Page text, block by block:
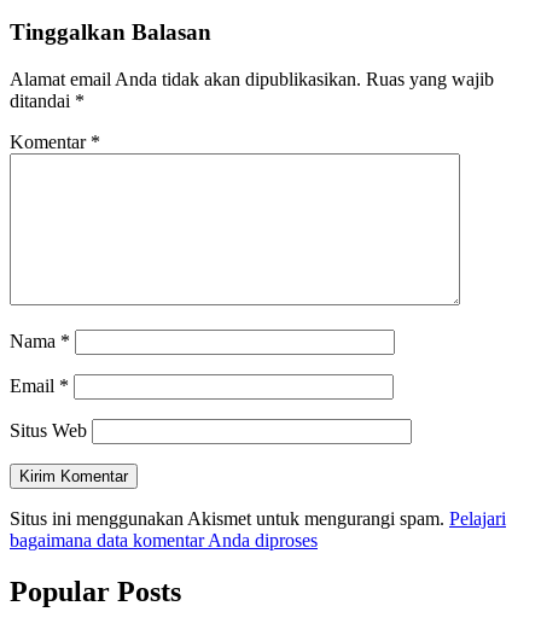
Tinggalkan Balasan
Alamat email Anda tidak akan dipublikasikan. Ruas yang wajib
ditandai *
Komentar *
Nama *
Email *
Situs Web
Situs ini menggunakan Akismet untuk mengurangi spam. Pelajari
bagaimana data komentar Anda diproses
Popular Posts